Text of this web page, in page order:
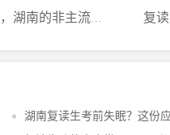
复读心理催眠与正念应用反馈，湖南的非主流尝试？ 复
湖南复读生考前失眠？这份